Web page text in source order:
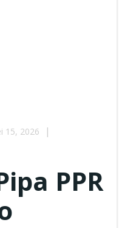
15, 2026 |
PPR